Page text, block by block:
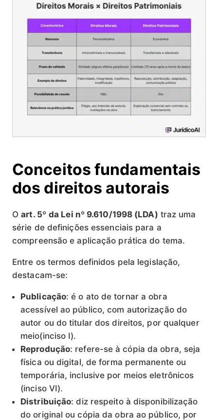
Conceitos fundamentais
dos direitos autorais
Oart. 5º da Lei nº 9.610/1998 (LDA) traz uma
série de definições essenciais para a
compreensão e aplicação prática do tema.
Entre os termos definidos pela legislação,
destacam-se:
Publicação: é o ato de tornar a obra
acessível ao público, com autorização do
autor ou do titular dos direitos, por qualquer
meio(inciso I).
Reprodução: refere-se à cópia da obra, seja
física ou digital, de forma permanente ou
temporária, inclusive por meios eletrônicos
(inciso VI).
Distribuição: diz respeito à disponibilização
do original ou cópia da obra ao público, por